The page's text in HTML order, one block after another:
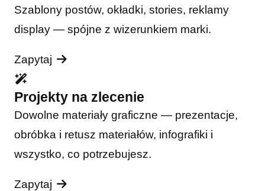
Szablony postów, okładki, stories, reklamy
display — spójne z wizerunkiem marki.
Zapytaj
Projekty na zlecenie
Dowolne materiały graficzne — prezentacje,
obróbka i retusz materiałów, infografiki i
wszystko, co potrzebujesz.
Zapytaj